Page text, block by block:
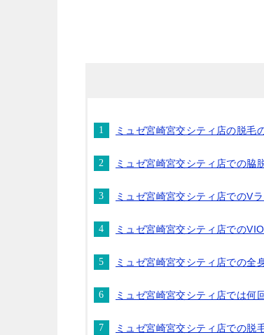
ミュゼ宮崎宮交シティ店の脱毛
ミュゼ宮崎宮交シティ店での脇
ミュゼ宮崎宮交シティ店でのV
ミュゼ宮崎宮交シティ店での
ミュゼ宮崎宮交シティ店での全
ミュゼ宮崎宮交シティ店では何
ミュゼ宮崎宮交シティ店での脱